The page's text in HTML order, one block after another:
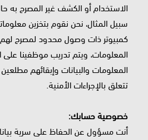
الاستخدام أو الكشف غير المصرح به
سبيل المثال، نحن نقوم بتخزين
كمبيوتر ذات وصول محدود لمصرح
المعلومات، ويتم تدريب موظفينا
المعلومات والبيانات وإبقائهم
تتعلق بالإجراءات الأمنية.
خصوصية حسابك:
أنت مسؤول عن الحفاظ على سرية